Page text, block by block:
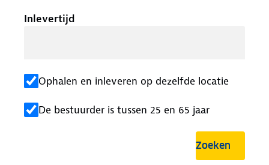
Inlevertijd
Ophalen en inleveren op dezelfde locatie
De bestuurder is tussen 25 en 65 jaar
Zoeken